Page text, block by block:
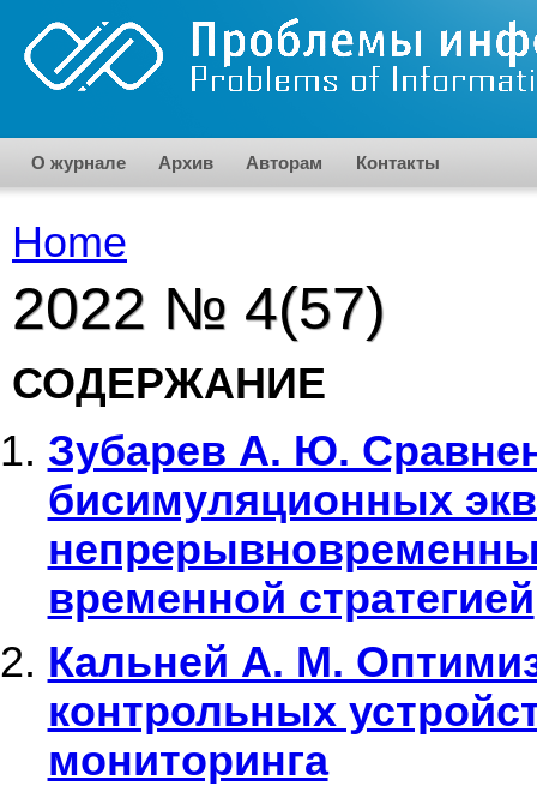
О журнале Архив Авторам Контакты
You are here
Home
2022 № 4(57)
СОДЕРЖАНИЕ
Зубарев А. Ю.
бисимуляционных
временной стратегией
Кальней А. М.
контрольных
мониторинга